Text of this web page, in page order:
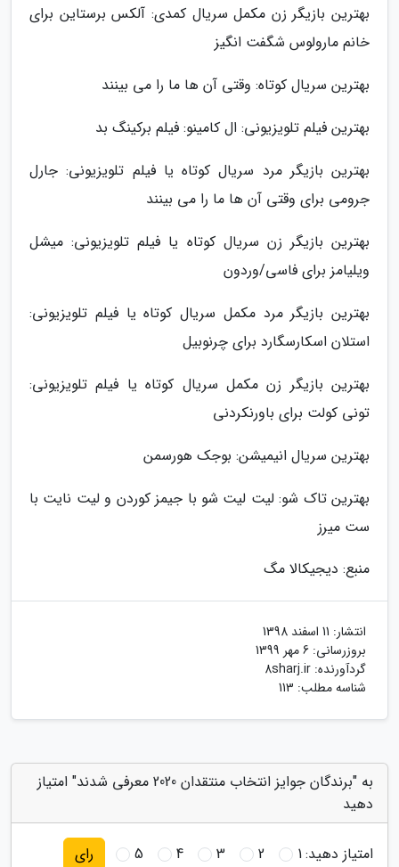
بهترین بازیگر زن مکمل سریال کمدی: آلکس برستاین برای
خانم مارولوس شگفت انگیز
بهترین سریال کوتاه: وقتی آن ها ما را می بینند
بهترین فیلم تلویزیونی: ال کامینو: فیلم برکینگ بد
بهترین بازیگر مرد سریال کوتاه یا فیلم تلویزیونی: جارل
جرومی برای وقتی آن ها ما را می بینند
بهترین بازیگر زن سریال کوتاه یا فیلم تلویزیونی: میشل
ویلیامز برای فاسی/وردون
بهترین بازیگر مرد مکمل سریال کوتاه یا فیلم تلویزیونی:
استلان اسکارسگارد برای چرنوبیل
بهترین بازیگر زن مکمل سریال کوتاه یا فیلم تلویزیونی:
تونی کولت برای باورنکردنی
بهترین سریال انیمیشن: بوجک هورسمن
بهترین تاک شو: لیت لیت شو با جیمز کوردن و لیت نایت با
ست میرز
منبع: دیجیکالا مگ
انتشار: 11 اسفند 1398
بروزرسانی: 6 مهر 1399
گردآورنده: 8sharj.ir
شناسه مطلب: 113
به "برندگان جوایز انتخاب منتقدان 2020 معرفی شدند" امتیاز
دهید
امتیاز دهید:1
2
3
4
5 رای